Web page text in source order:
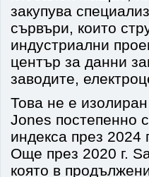
закупува
сървъри, които
индустриални
център за данни
заводите,
Това не е
Jones постепенно
индекса през
Още през 2020 г.
която в